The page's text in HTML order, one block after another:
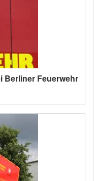
Berliner Feuerwehr